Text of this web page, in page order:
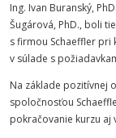
Ing. Ivan Buranský,
Šugárová, PhD., boli
s firmou Schaeffler
v súlade s
Na základe pozitívnej
spoločnosťou
pokračovanie kurzu aj